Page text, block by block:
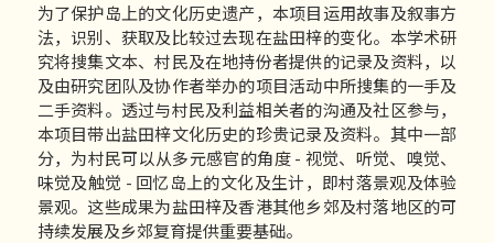
为了保护岛上的文化历史遗产，本项目运用故事及叙事方
法，识别、获取及比较过去现在盐田梓的变化。本学术研
究将搜集文本、村民及在地持份者提供的记录及资料，以
及由研究团队及协作者举办的项目活动中所搜集的一手及
二手资料。透过与村民及利益相关者的沟通及社区参与，
本项目带出盐田梓文化历史的珍贵记录及资料。其中一部
分，为村民可以从多元感官的角度 - 视觉、听觉、嗅觉、
味觉及触觉 - 回忆岛上的文化及生计，即村落景观及体验
景观。这些成果为盐田梓及香港其他乡郊及村落地区的可
持续发展及乡郊复育提供重要基础。